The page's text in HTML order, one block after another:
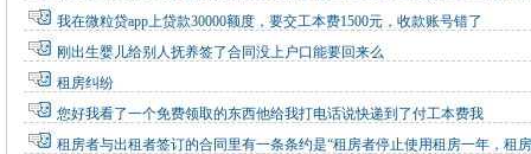
我在微粒贷app上贷款30000额度，要交工本费1500元，收款账号错了
刚出生婴儿给别人抚养签了合同没上户口能要回来么
租房纠纷
您好我看了一个免费领取的东西他给我打电话说快递到了付工本费我
租房者与出租者签订的合同里有一条条约是“租房者停止使用租房一年，租